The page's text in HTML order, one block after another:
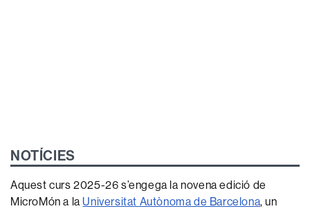
NOTÍCIES
Aquest curs 2025-26 s’engega la novena edició de
MicroMón a laUniversitat Autònoma de Barcelona, un